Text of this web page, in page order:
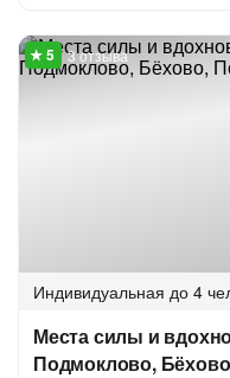
3 отзыва
Индивидуальная до 4
Места силы и
Подмоклово,